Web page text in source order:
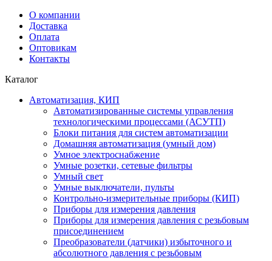
О компании
Доставка
Оплата
Оптовикам
Контакты
Каталог
Автоматизация, КИП
Автоматизированные системы управления
технологическими процессами (АСУТП)
Блоки питания для систем автоматизации
Домашняя автоматизация (умный дом)
Умное электроснабжение
Умные розетки, сетевые фильтры
Умный свет
Умные выключатели, пульты
Контрольно-измерительные приборы (КИП)
Приборы для измерения давления
Приборы для измерения давления с резьбовым
присоединением
Преобразователи (датчики) избыточного и
абсолютного давления с резьбовым